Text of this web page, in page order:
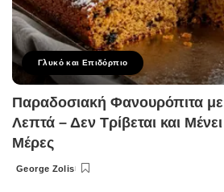
Γλυκό και Επιδόρπιο
Παραδοσιακή Φανουρόπιτα
Λεπτά – Δεν Τρίβεται και
Μέρες
Posted
George Zolis